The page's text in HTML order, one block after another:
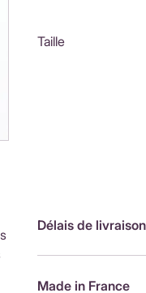
Taille
Délais de livraison
de livraison : 3,90
Made in France